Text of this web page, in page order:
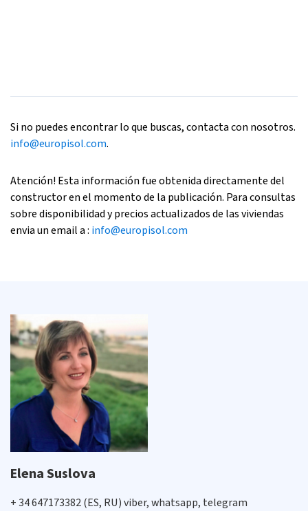
Si no puedes encontrar lo que buscas, contacta con nosotros.
info@europisol.com.
Atención! Esta información fue obtenida directamente del
constructor en el momento de la publicación. Para consultas
sobre disponibilidad y precios actualizados de las viviendas
envia un email a : info@europisol.com
Elena Suslova
+ 34 647173382 (ES, RU) viber, whatsapp, telegram